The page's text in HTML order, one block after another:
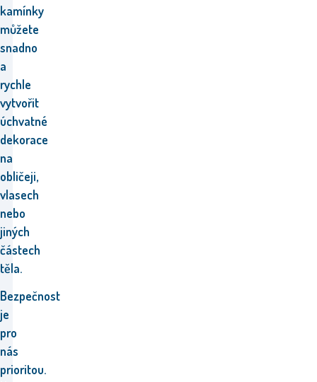
kamínky
můžete
snadno
a
rychle
vytvořit
úchvatné
dekorace
na
obličeji,
vlasech
nebo
jiných
částech
těla.
Bezpečnost
je
pro
nás
prioritou.